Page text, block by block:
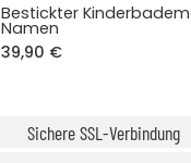
Bestickter
Namen
39,90 €
Sichere SSL-Verbindung